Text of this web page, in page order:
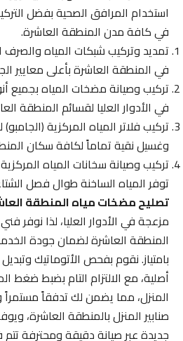
استخدام المرافق الصحية بفضل التركيب
في كافة مدن المنطقة العاشرة.
تمديد وتركيب شبكات المياه والصرف
في المنطقة العاشرة بأعلى معايير
تركيب وصيانة مضخات المياه بجميع
في الأدوار العليا لقسائم المنطقة
تركيب فلاتر المياه المركزية (الجامبو)
وغسيل نقية تماماً لكافة سكان
تركيب وصيانة سخانات المياه المركزية
توفر المياه الساخنة طوال فصل الشتاء
تصليح مضخات مياه المنطقة
مزعجة في الأدوار العليا، لذا نوفر
المنطقة العاشرة لضمان جودة الخدمات
بامتياز. نقوم بفحص الأتوماتيك وتبديل
أصلية، مع الالتزام التام بضبط ضغط
المنزل، مما يضمن لك تدفقاً مستمراً
صنابير المنزل بالمنطقة العاشرة،
جديدة عبر صيانة دقيقة ومحترفة تتم